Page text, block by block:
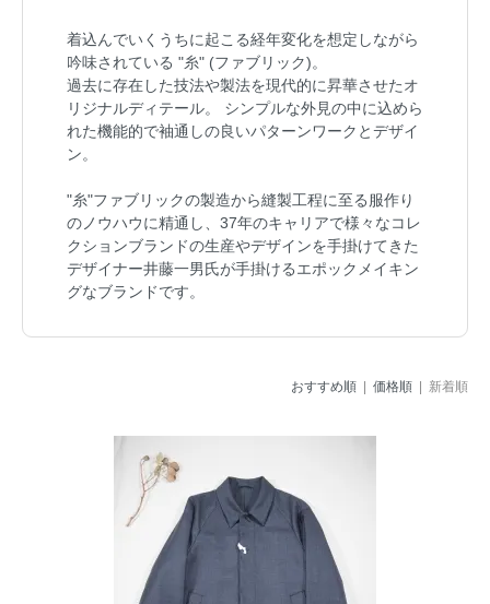
着込んでいくうちに起こる経年変化を想定しながら
吟味されている "糸" (ファブリック)。
過去に存在した技法や製法を現代的に昇華させたオ
リジナルディテール。 シンプルな外見の中に込めら
れた機能的で袖通しの良いパターンワークとデザイ
ン。
"糸"ファブリックの製造から縫製工程に至る服作り
のノウハウに精通し、37年のキャリアで様々なコレ
クションブランドの生産やデザインを手掛けてきた
デザイナー井藤一男氏が手掛けるエポックメイキン
グなブランドです。
おすすめ順 価格順 | 新着順